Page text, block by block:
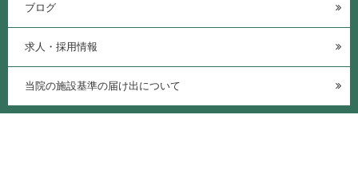
ブログ
求人・採用情報
当院の施設基準の届け出について